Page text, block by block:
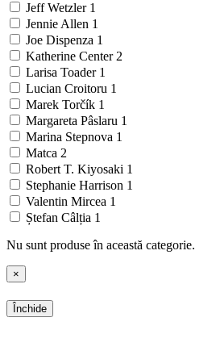
Jeff Wetzler 1
Jennie Allen 1
Joe Dispenza 1
Katherine Center 2
Larisa Toader 1
Lucian Croitoru 1
Marek Torčík 1
Margareta Pâslaru 1
Marina Stepnova 1
Matca 2
Robert T. Kiyosaki 1
Stephanie Harrison 1
Valentin Mircea 1
Ștefan Câlția 1
Nu sunt produse în această categorie.
×
Închide